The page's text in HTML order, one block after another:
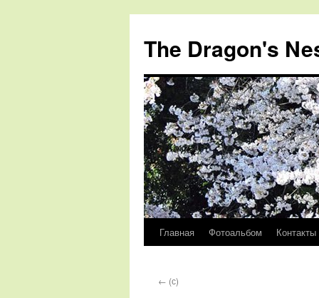
The Dragon's
Перейти
содержимому
Главная Фотоальбом Контакты
← (с)